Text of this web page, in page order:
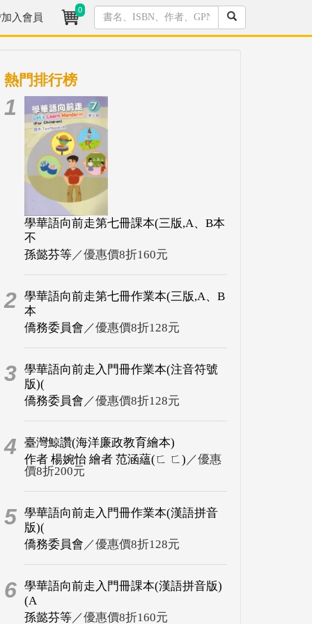
入會員
0
熱門排行榜
1
學華語向前走第七冊課本(三版,A、B本
不
孫懿芬等／優惠價8折160元
2 學華語向前走第七冊作業本(三版,A、B
本
僑務委員會 ／優惠價8折128元
3 學華語向前走入門冊作業本(注音符號
版)(
僑務委員會 ／優惠價8折128元
4
臺灣鯨讚(海洋廉政教育繪本)
作者 楊婉怡 繪者 范涵蘊(ㄈ ㄈ) ／優惠
價8折200元
5 學華語向前走入門冊作業本(漢語拼音
版)(
僑務委員會 ／優惠價8折128元
6 學華語向前走入門冊課本(漢語拼音版)
(A
孫懿芬等／優惠價8折160元